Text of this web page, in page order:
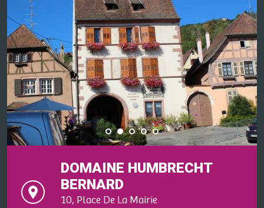
DOMAINE HUMBRECHT
BERNARD
10, Place De La Mairie